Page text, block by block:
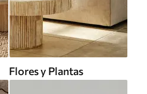
Flores y Plantas